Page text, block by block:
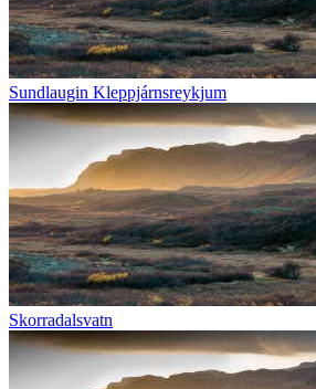
Sundlaugin Kleppjárnsreykjum
Skorradalsvatn